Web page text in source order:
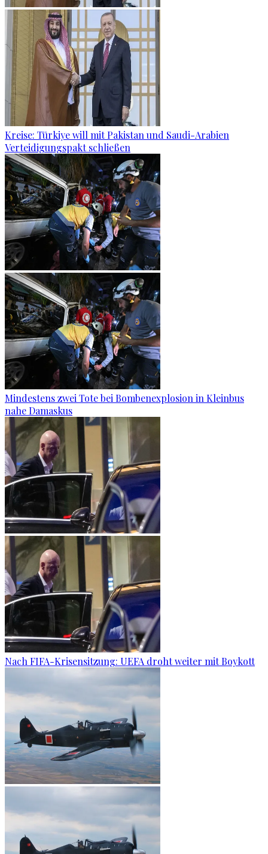
Kreise: Türkiye will mit Pakistan und Saudi-Arabien
Verteidigungspakt schließen
Mindestens zwei Tote bei Bombenexplosion in Kleinbus
nahe Damaskus
Nach FIFA-Krisensitzung: UEFA droht weiter mit Boykott